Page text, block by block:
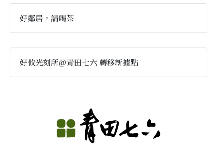
好鄰居，請喝茶
好攸光刻所@青田七六 轉移新據點